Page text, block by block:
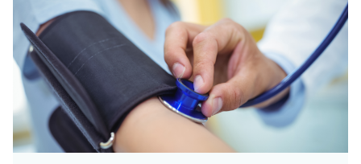
Contacto
Acceso profesionales
Urgencias Portal de resultados